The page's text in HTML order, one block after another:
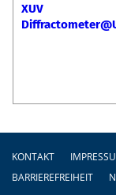
XUV
Fußzeile
KONTAKT
BARRIEREFREIHEIT